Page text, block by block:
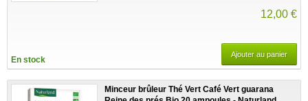
12,00 €
En stock
Ajouter au panier
Minceur brûleur Thé Vert Café Vert guarana